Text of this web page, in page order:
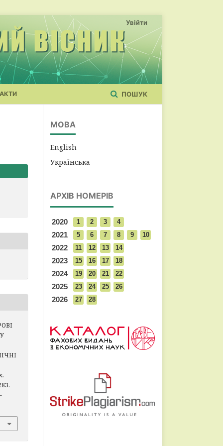
ПОШУК
Увійти
МОВА
English
Українська
АРХІВ НОМЕРІВ
2020 1 2 3 4
2021 5 6 7 8 9 10
2022 11 12 13 14
2023 15 16 17 18
2024 19 20 21 22
2025 23 24 25 26
2026 27 28